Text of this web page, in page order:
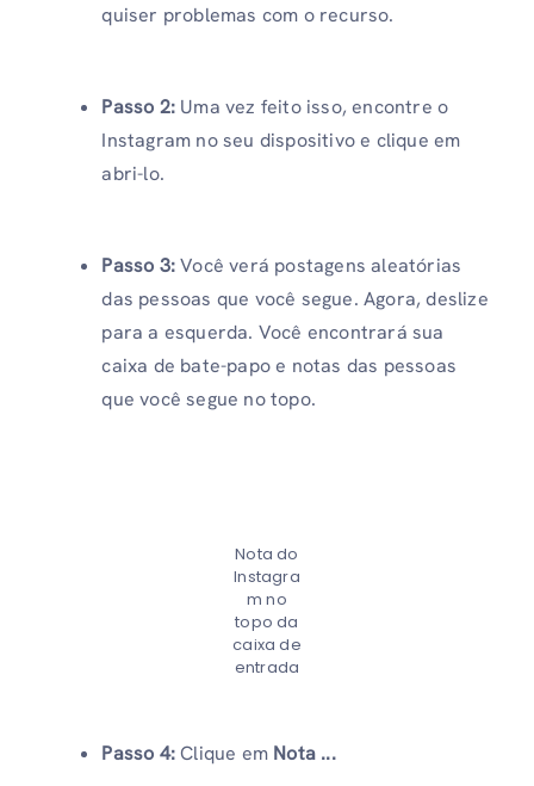
quiser problemas com o recurso.
Passo 2: Uma vez feito isso, encontre o
Instagram no seu dispositivo e clique em
abri-lo.
Passo 3:Você verá postagens aleatórias
das pessoas que você segue. Agora, deslize
para a esquerda. Você encontrará sua
caixa de bate-papo e notas das pessoas
que você segue no topo.
Nota do
Instagra
m no
topo da
caixa de
entrada
Passo 4:Clique em Nota ...